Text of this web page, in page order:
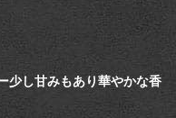
少し甘みもあり華やかな香